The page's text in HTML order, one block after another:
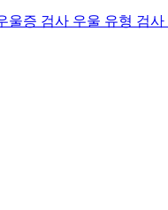
울증 검사 우울 유형 검사